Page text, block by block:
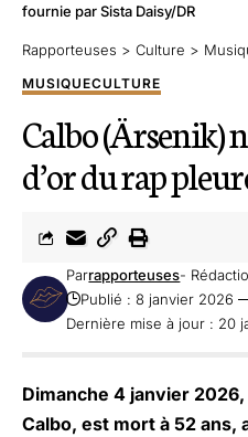
fournie par Sista Daisy/DR
Rapporteuses > Culture >
MUSIQUECULTURE
Calbo (Ärsenik)
d’or du rap
Dernière mise à jour : 20
Parrapporteuses-
Publié : 8 janvier 2026
Dimanche 4 janvier 2026,
Calbo, est mort à 52 ans,